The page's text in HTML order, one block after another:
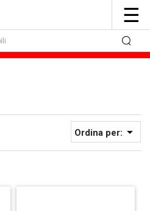
☰
Ordina per: 